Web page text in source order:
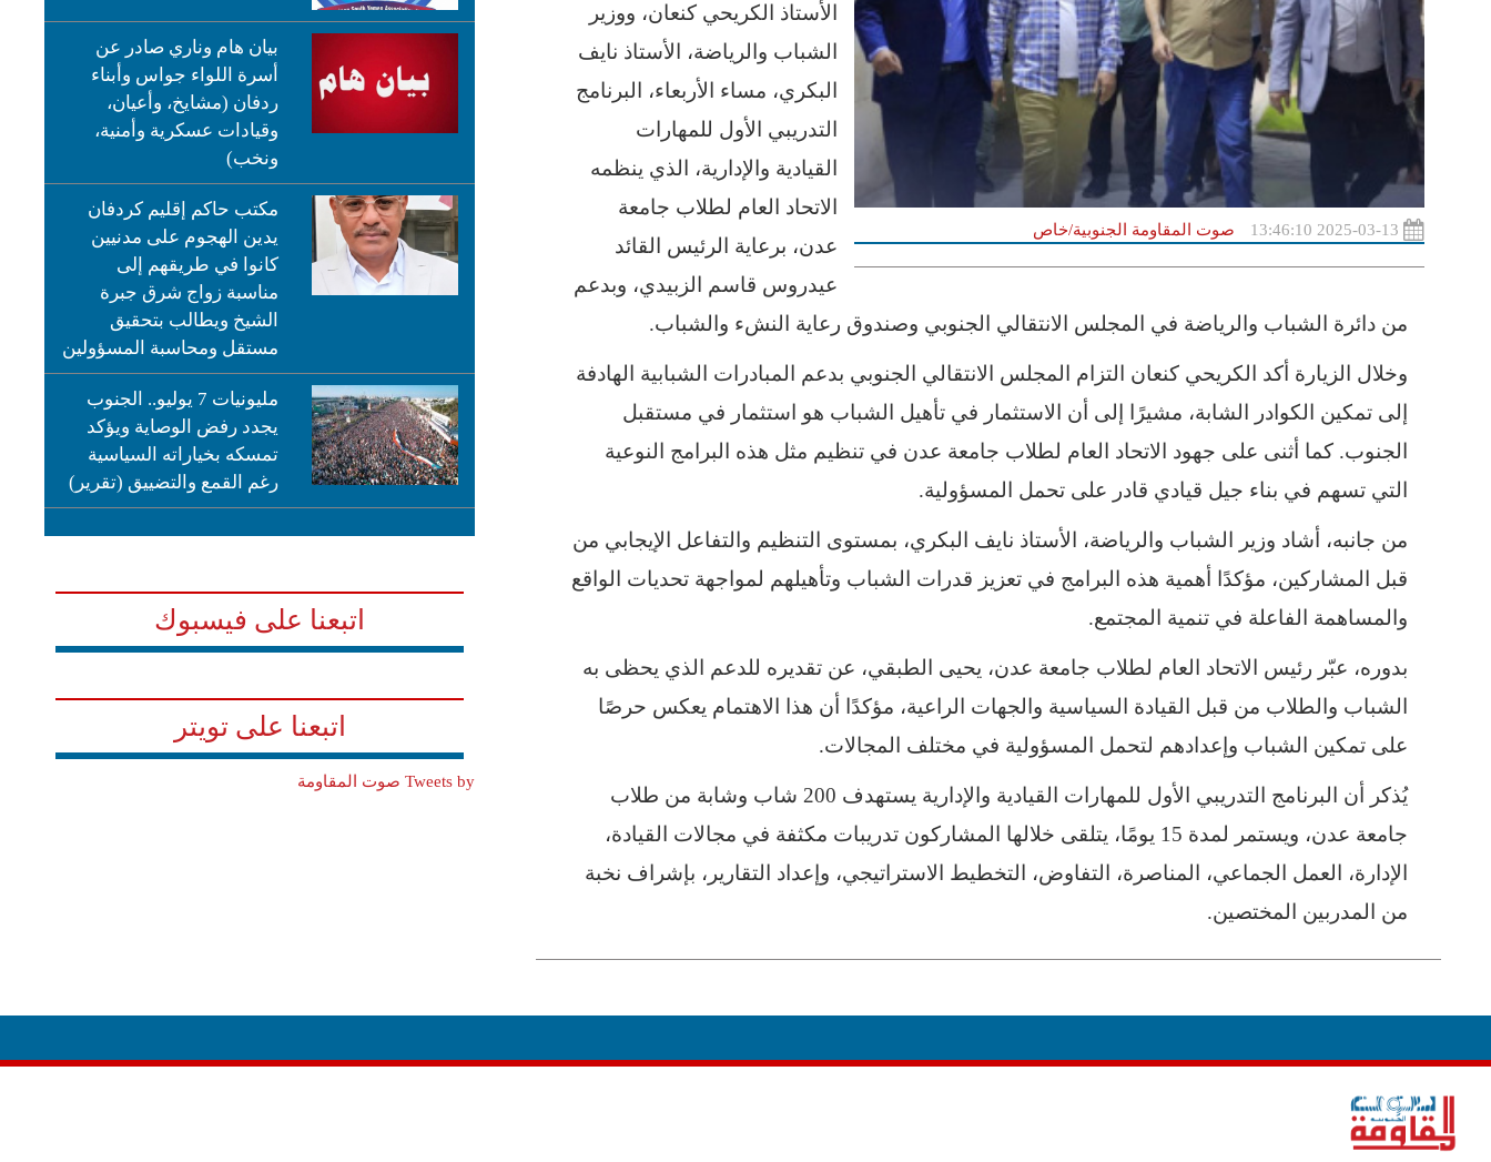
صوت المقاومة الجنوبية/خاص
الأستاذ الكريحي كنعان، ووزير
الشباب والرياضة، الأستاذ نايف
البكري، مساء الأربعاء، البرنامج
التدريبي الأول للمهارات
القيادية والإدارية، الذي ينظمه
الاتحاد العام لطلاب جامعة
عدن، برعاية الرئيس القائد
عيدروس قاسم الزبيدي، وبدعم
من دائرة الشباب والرياضة في المجلس الانتقالي الجنوبي وصندوق رعاية النشء والشباب.
وخلال الزيارة أكد الكريحي كنعان التزام المجلس الانتقالي الجنوبي بدعم المبادرات الشبابية الهادفة
إلى تمكين الكوادر الشابة، مشيرًا إلى أن الاستثمار في تأهيل الشباب هو استثمار في مستقبل
الجنوب. كما أثنى على جهود الاتحاد العام لطلاب جامعة عدن في تنظيم مثل هذه البرامج النوعية
التي تسهم في بناء جيل قيادي قادر على تحمل المسؤولية.
من جانبه، أشاد وزير الشباب والرياضة، الأستاذ نايف البكري، بمستوى التنظيم والتفاعل الإيجابي من
قبل المشاركين، مؤكدًا أهمية هذه البرامج في تعزيز قدرات الشباب وتأهيلهم لمواجهة تحديات الواقع
والمساهمة الفاعلة في تنمية المجتمع.
بدوره، عبّر رئيس الاتحاد العام لطلاب جامعة عدن، يحيى الطبقي، عن تقديره للدعم الذي يحظى به
الشباب والطلاب من قبل القيادة السياسية والجهات الراعية، مؤكدًا أن هذا الاهتمام يعكس حرصًا
على تمكين الشباب وإعدادهم لتحمل المسؤولية في مختلف المجالات.
يُذكر أن البرنامج التدريبي الأول للمهارات القيادية والإدارية يستهدف 200 شاب وشابة من طلاب
جامعة عدن، ويستمر لمدة 15 يومًا، يتلقى خلالها المشاركون تدريبات مكثفة في مجالات القيادة،
الإدارة، العمل الجماعي، المناصرة، التفاوض، التخطيط الاستراتيجي، وإعداد التقارير، بإشراف نخبة
من المدربين المختصين.
بيان هام وناري صادر عن
أسرة اللواء جواس وأبناء
ردفان (مشايخ، وأعيان،
وقيادات عسكرية وأمنية،
ونخب)
مكتب حاكم إقليم كردفان
يدين الهجوم على مدنيين
كانوا في طريقهم إلى
مناسبة زواج شرق جبرة
الشيخ ويطالب بتحقيق
مستقل ومحاسبة المسؤولين
مليونيات 7 يوليو.. الجنوب
يجدد رفض الوصاية ويؤكد
تمسكه بخياراته السياسية
رغم القمع والتضييق (تقرير)
اتبعنا على فيسبوك
اتبعنا على تويتر
Tweets by صوت المقاومة